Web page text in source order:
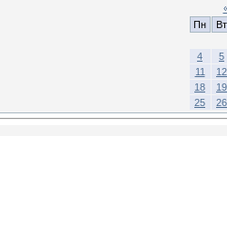
Пн
Вт
4
5
11
12
18
19
25
26